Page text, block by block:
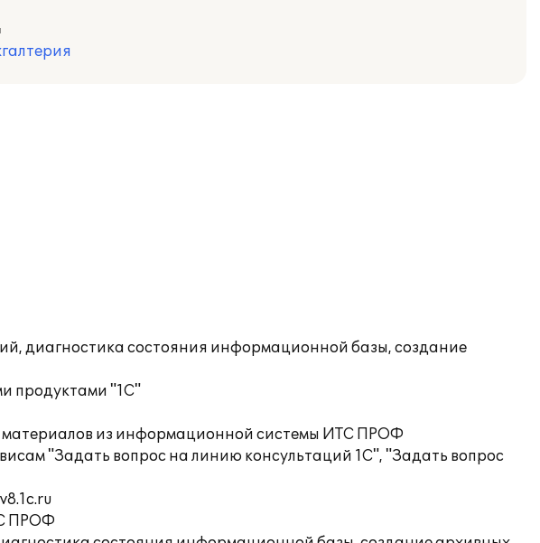
диагностика состояния информационной базы, создание
продуктами "1С"
материалов из информационной системы ИТС ПРОФ
"Задать вопрос на линию консультаций 1С", "Задать вопрос
ПРОФ